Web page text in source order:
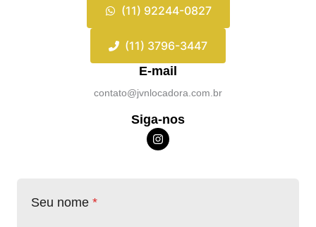
(11) 92244-0827
(11) 3796-3447
E-mail
contato@jvnlocadora.com.br
Siga-nos
Seu nome *